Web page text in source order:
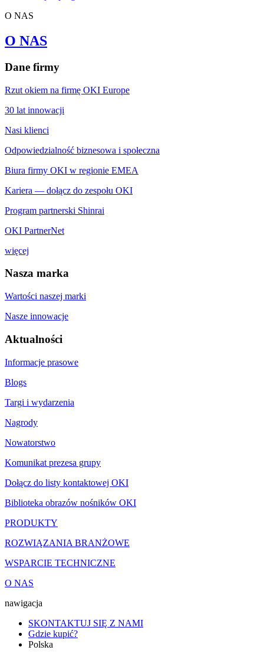
O NAS
O NAS
Dane firmy
Rzut okiem na firmę OKI Europe
30 lat innowacji
Nasi klienci
Odpowiedzialność biznesowa i społeczna
Biura firmy OKI w regionie EMEA
Kariera — dołącz do zespołu OKI
Program partnerski Shinrai
OKI PartnerNet
więcej
Nasza marka
Wartości naszej marki
Nasze innowacje
Aktualności
Informacje prasowe
Blogs
Targi i wydarzenia
Nagrody
Nowatorstwo
Komunikat prezesa grupy
Dołącz do listy kontaktowej OKI
Biblioteka obrazów nośników OKI
PRODUKTY
ROZWIĄZANIA BRANŻOWE
WSPARCIE TECHNICZNE
O NAS
nawigacja
SKONTAKTUJ SIĘ Z NAMI
Gdzie kupić?
Polska